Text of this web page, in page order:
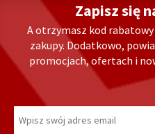
Zapisz się
A otrzymasz kod rabatowy
zakupy. Dodatkowo,
promocjach, ofertach i